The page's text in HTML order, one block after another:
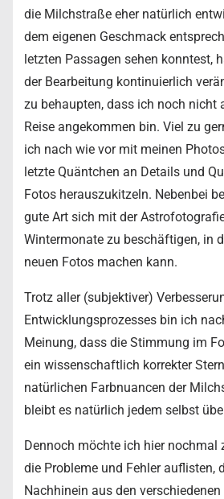
die Milchstraße eher natürlich
dem eigenen Geschmack
letzten Passagen sehen konntest,
der Bearbeitung kontinuierlich
zu behaupten, dass ich noch nicht
Reise angekommen bin. Viel zu
ich nach wie vor mit meinen
letzte Quäntchen an Details und
Fotos herauszukitzeln. Nebenbei
gute Art sich mit der
Wintermonate zu beschäftigen, in
neuen Fotos machen kann.
Trotz aller (subjektiver)
Entwicklungsprozesses bin ich
Meinung, dass die Stimmung im
ein wissenschaftlich korrekter
natürlichen Farbnuancen der
bleibt es natürlich jedem selbst
Dennoch möchte ich hier nochmal
die Probleme und Fehler auflisten,
Nachhinein aus den verschiedenen